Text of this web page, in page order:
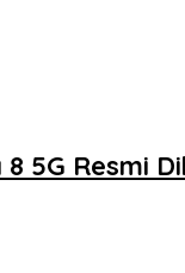
5G Resmi